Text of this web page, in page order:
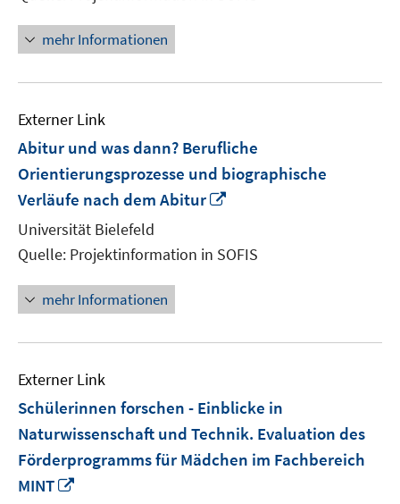
mehr Informationen
Externer Link
Abitur und was dann? Berufliche
Orientierungsprozesse und biographische
Verläufe nach dem Abitur
öffnen
Universität Bielefeld
Quelle: Projektinformation in SOFIS
mehr Informationen
Externer Link
Schülerinnen forschen - Einblicke in
Naturwissenschaft und Technik. Evaluation des
Förderprogramms für Mädchen im Fachbereich
MINT